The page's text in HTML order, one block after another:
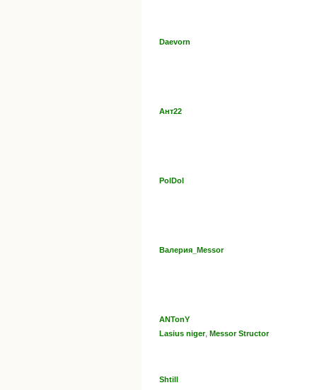
Daevorn
Ант22
PolDol
Валерия_Messor
ANTonY
Lasius niger, Messor Structor
Shtill